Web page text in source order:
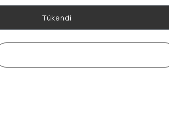
Tükendi